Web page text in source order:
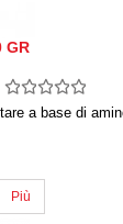
GR
a base di
Più